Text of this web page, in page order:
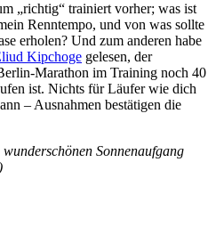
„richtig“ trainiert vorher; was ist
Renntempo, und von was sollte
erholen? Und zum anderen habe
Kipchoge gelesen, der
Marathon im Training noch 40
ist. Nichts für Läufer wie dich
– Ausnahmen bestätigen die
Sonnenaufgang